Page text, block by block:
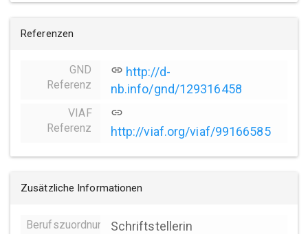
Referenzen
GND
Referenz
link http://d-
nb.info/gnd/129316458
VIAF
Referenz
link
http://viaf.org/viaf/99166585
Zusätzliche Informationen
BerufszuordnungenSchriftstellerin